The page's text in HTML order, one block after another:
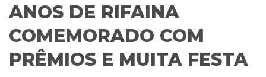
ANOS DE RIFAINA
COMEMORADO COM
PRÊMIOS E MUITA FESTA